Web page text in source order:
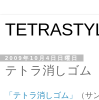
2009年10月4日日曜日
テトラ消しゴム
「テトラ消しゴム」
（サ